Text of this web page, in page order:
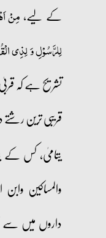
کے لیے،مِنۡ
لِلرَّسُوۡلِ وَ لِذِی
تشریح ہے کہ
قریبی ترین
یتامیٰ، کس
والمساکین
داروں میں سے